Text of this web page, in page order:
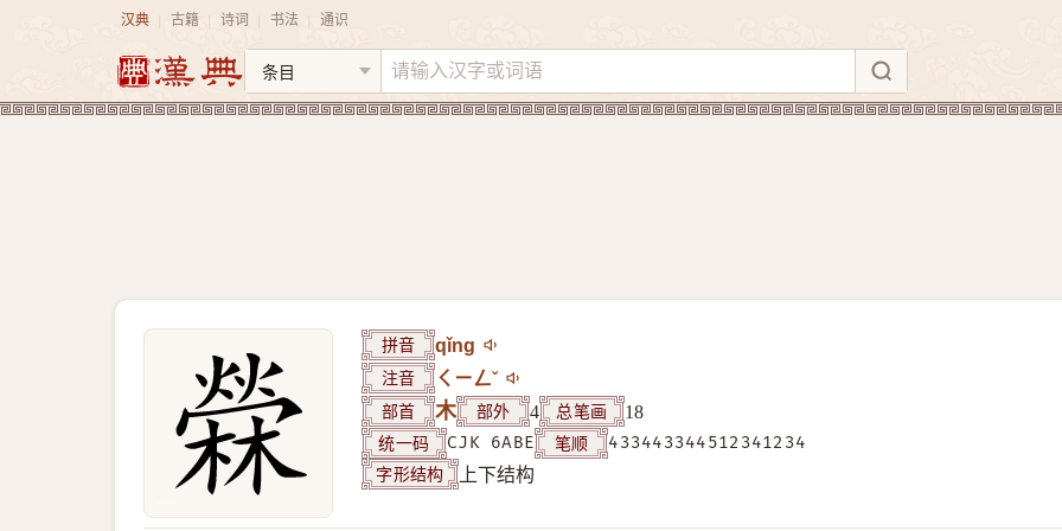
汉典 古籍 诗词 书法 通识
拼音 qǐng
注音 ㄑㄧㄥˇ
部首 木 部外 4 总笔画 18
统一码 CJK 6ABE 笔顺 433443344512341234
字形结构 上下结构